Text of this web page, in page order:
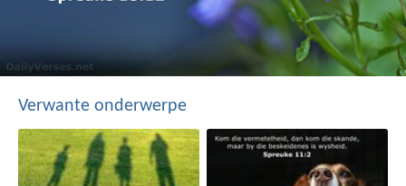
Verwante onderwerpe